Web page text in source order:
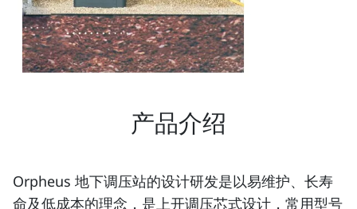
产品介绍
Orpheus 地下调压站的设计研发是以易维护、长寿
命及低成本的理念，是上开调压芯式设计，常用型号